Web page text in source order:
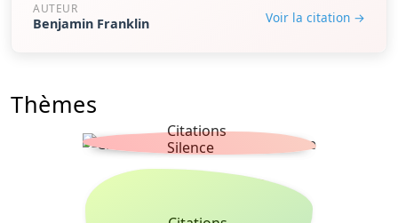
AUTEUR
Benjamin Franklin Voir la citation →
Thèmes
Citations
Silence